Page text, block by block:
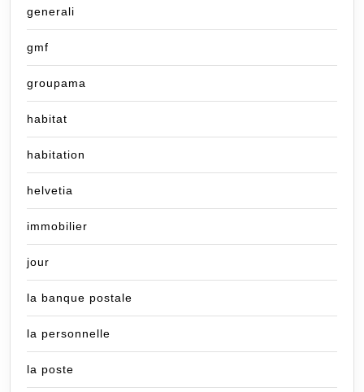
generali
gmf
groupama
habitat
habitation
helvetia
immobilier
jour
la banque postale
la personnelle
la poste